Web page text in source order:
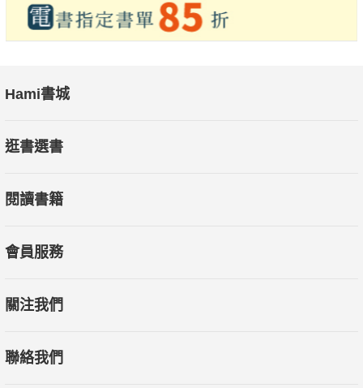
Hami書城
逛書選書
閱讀書籍
會員服務
關注我們
聯絡我們